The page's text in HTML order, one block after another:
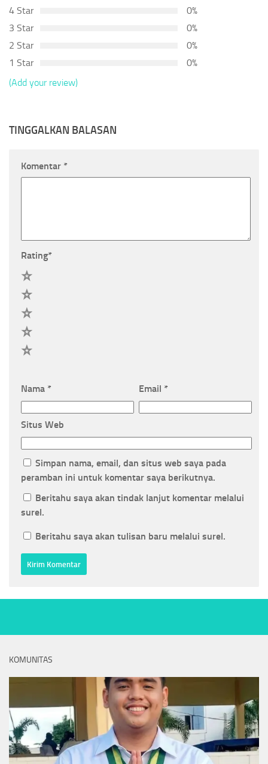
4 Star
0%
3 Star
0%
2 Star
0%
1 Star
0%
(Add your review)
TINGGALKAN BALASAN
Komentar *
Rating*
Nama * Email *
Situs Web
Simpan nama, email, dan situs web saya pada
peramban ini untuk komentar saya berikutnya.
Beritahu saya akan tindak lanjut komentar melalui
surel.
Beritahu saya akan tulisan baru melalui surel.
KOMUNITAS